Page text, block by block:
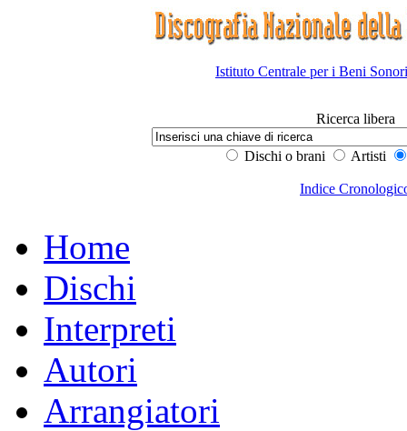
Istituto Centrale per i Beni
Ricerca libera
Dischi o brani Artisti
Indice
Home
Dischi
Interpreti
Autori
Arrangiatori